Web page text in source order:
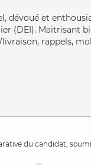
, dévoué et
(DEI). Maitrisant
livraison, rappels,
du candidat,